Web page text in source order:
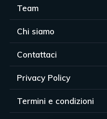
Team
Chi siamo
Contattaci
Privacy Policy
Termini e condizioni